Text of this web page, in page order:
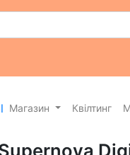
Магазин Квілтинг